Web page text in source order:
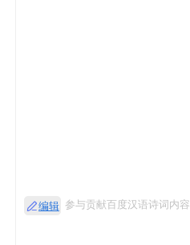
编辑 参与贡献百度汉语诗词内容